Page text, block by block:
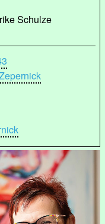
Schulze